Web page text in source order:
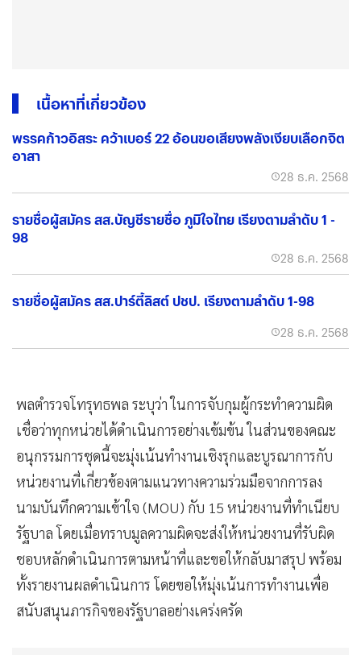
เนื้อหาที่เกี่ยวข้อง
พรรคก้าวอิสระ คว้าเบอร์ 22 อ้อนขอเสียงพลังเงียบเลือกจิต
อาสา
28 ธ.ค. 2568
รายชื่อผู้สมัคร สส.บัญชีรายชื่อ ภูมิใจไทย เรียงตามลำดับ 1 -
98
28 ธ.ค. 2568
รายชื่อผู้สมัคร สส.ปาร์ตี้ลิสต์ ปชป. เรียงตามลำดับ 1-98
28 ธ.ค. 2568
พลตำรวจโทรุทธพล ระบุว่า ในการจับกุมผู้กระทำความผิด
เชื่อว่าทุกหน่วยได้ดำเนินการอย่างเข้มข้น ในส่วนของคณะ
อนุกรรมการชุดนี้จะมุ่งเน้นทำงานเชิงรุกและบูรณาการกับ
หน่วยงานที่เกี่ยวข้องตามแนวทางความร่วมมือจากการลง
นามบันทึกความเข้าใจ (MOU) กับ 15 หน่วยงานที่ทำเนียบ
รัฐบาล โดยเมื่อทราบมูลความผิดจะส่งให้หน่วยงานที่รับผิด
ชอบหลักดำเนินการตามหน้าที่และขอให้กลับมาสรุป พร้อม
ทั้งรายงานผลดำเนินการ โดยขอให้มุ่งเน้นการทำงานเพื่อ
สนับสนุนภารกิจของรัฐบาลอย่างเคร่งครัด